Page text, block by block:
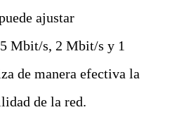
ajustar
Mbit/s, 2 Mbit/s y 1
de manera efectiva la
de la red.